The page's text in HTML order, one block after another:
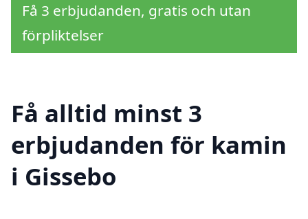
Få 3 erbjudanden, gratis och utan
förpliktelser
Få alltid minst 3
erbjudanden för kamin
i Gissebo